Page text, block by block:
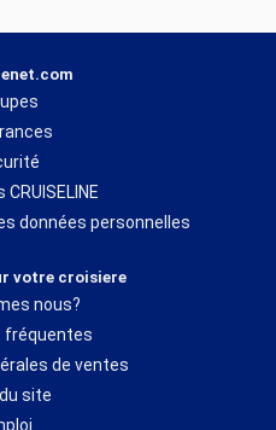
données personnelles
votre croisiere
nous?
fréquentes
de ventes
site